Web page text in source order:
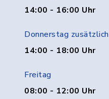
14:00 - 16:00 Uhr
Donnerstag zusätzlich
14:00 - 18:00 Uhr
Freitag
08:00 - 12:00 Uhr